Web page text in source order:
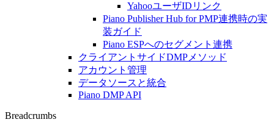
YahooユーザIDリンク
Piano Publisher Hub for PMP連携時の実
装ガイド
Piano ESPへのセグメント連携
クライアントサイドDMPメソッド
アカウント管理
データソースと統合
Piano DMP API
Breadcrumbs